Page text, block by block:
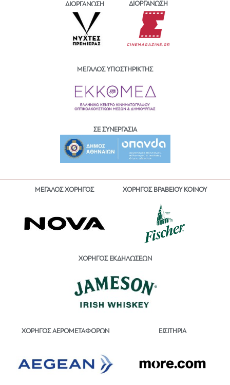
ΔΙΟΡΓΑΝΩΣΗ ΔΙΟΡΓΑΝΩΣΗ
ΜΕΓΑΛΟΣ ΥΠΟΣΤΗΡΙΚΤΗΣ
ΣΕ ΣΥΝΕΡΓΑΣΙΑ
ΜΕΓΑΛΟΣ ΧΟΡΗΓΟΣ ΧΟΡΗΓΟΣ ΒΡΑΒΕΙΟΥ ΚΟΙΝΟΥ
ΧΟΡΗΓΟΣ ΕΚΔΗΛΩΣΕΩΝ
ΧΟΡΗΓΟΣ ΑΕΡΟΜΕΤΑΦΟΡΩΝ ΕΙΣΙΤΗΡΙΑ